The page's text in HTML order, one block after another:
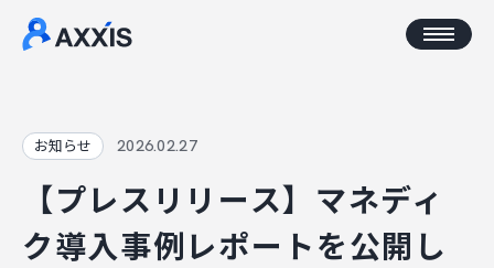
CORPORATE
企業情報
お知らせ 2026.02.27
【プレスリリース】マネディ
ク導入事例レポートを公開し